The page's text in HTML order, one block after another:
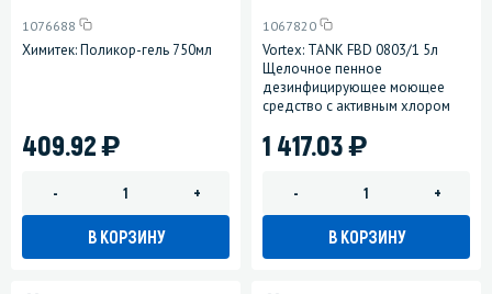
1076688
Химитек: Поликор-гель 750мл
409.92)
- +
В КОРЗИНУ
1067820
Vortex: TANK FBD 0803/1 5л
Щелочное пенное
дезинфицирующее моющее
средство с активным хлором
1 417.03)
- +
В КОРЗИНУ